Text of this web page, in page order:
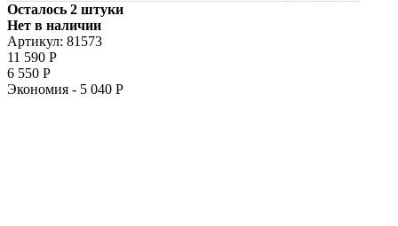
Осталось 2 штуки
Нет в наличии
Артикул: 81573
11 590 Р
6 550 Р
Экономия - 5 040 Р